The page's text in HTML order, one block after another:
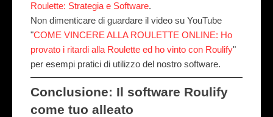
Roulette: Strategia e Software.
Non dimenticare di guardare il video su YouTube
"COME VINCERE ALLA ROULETTE ONLINE: Ho
provato i ritardi alla Roulette ed ho vinto con Roulify"
per esempi pratici di utilizzo del nostro software.
Conclusione: Il software Roulify
come tuo alleato